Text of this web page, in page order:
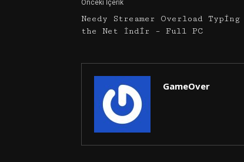
Önceki İçerik
Needy Streamer Overload
the Net İndir – Full PC
GameOver